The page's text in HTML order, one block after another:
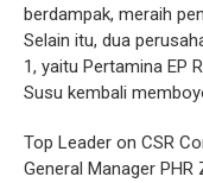
berdampak, meraih
Selain itu, dua
1, yaitu Pertamina EP
Susu kembali
Top Leader on CSR
General Manager